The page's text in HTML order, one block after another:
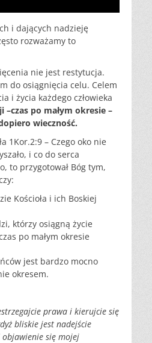
i dających nadzieję
rozważamy to
nie jest restytucja.
do osiągnięcia celu. Celem
i życia każdego człowieka
–czas po małym okresie –
wieczność.
1Kor.2:9 – Czego oko nie
i co do serca
to przygotował Bóg tym,
Kościoła i ich Boskiej
którzy osiągną życie
po małym okresie
jest bardzo mocno
okresem.
prawa i kierujcie się
bliskie jest nadejście
się mojej